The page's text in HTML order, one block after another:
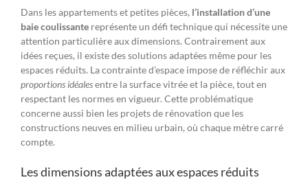
Dans les appartements et petites pièces, l’installation d’une
baie coulissante représente un défi technique qui nécessite une
attention particulière aux dimensions. Contrairement aux
idées reçues, il existe des solutions adaptées même pour les
espaces réduits. La contrainte d’espace impose de réfléchir aux
proportions idéalesentre la surface vitrée et la pièce, tout en
respectant les normes en vigueur. Cette problématique
concerne aussi bien les projets de rénovation que les
constructions neuves en milieu urbain, où chaque mètre carré
compte.
Les dimensions adaptées aux espaces réduits